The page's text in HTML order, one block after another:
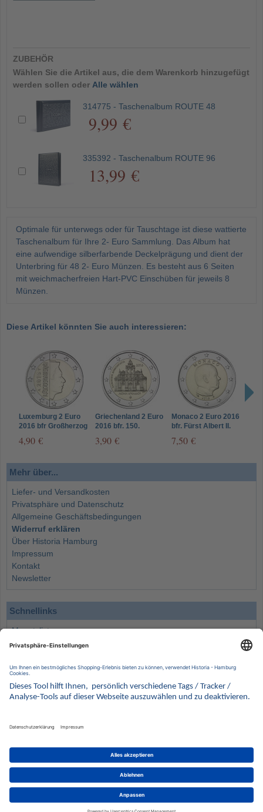
ZUBEHÖR
Wählen Sie die Artikel aus, die dem Warenkorb hinzugefügt
werden sollen oder Alle wählen
314775 - Taschenalbum ROUTE 48
9,99 €
335392 - Taschenalbum ROUTE 96
13,99 €
Optimale für unterwegs oder für Tauschtage ist diese wattierte
Taschenalbum für Ihre 2- Euro Sammlung. Das Album hat
eine aufwendige silberfarbende Deckelprägung und dient der
Unterbring für 48 2- Euro Münzen. Es besteht aus 6 Seiten
mit weichmacherfreien Hart-PVC Einschüben für jeweils 8
Münzen.
Diese Artikel könnten Sie auch interessieren:
Luxemburg 2 Euro
2016 bfr Großherzog
4,90 €
Griechenland 2 Euro
2016 bfr. 150.
Holocausts im
3,90 €
Monaco 2 Euro 2016
bfr. Fürst Albert II.
7,50 €
Mehr über...
Liefer- und Versandkosten
Privatsphäre und Datenschutz
Allgemeine Geschäftsbedingungen
Widerruf erklären
Über Historia Hamburg
Impressum
Kontakt
Newsletter
Schnellinks
Monatsliste
Angebote
Wissenswertes
Kontakt
Wir behalten uns vor, für ausgewählte Münzen die Differenzbesteuerung gemäß § 25a UStG
anzuwenden.
Alle Angebote freibleibend solange der Vorrat reicht. Irrtum vorbehalten. Bilder sind
Beispielbilder
Münzen von HISTORIA Münzhandelsgesellschaft mbH
© 2021PCS, IT mit Augenmaß